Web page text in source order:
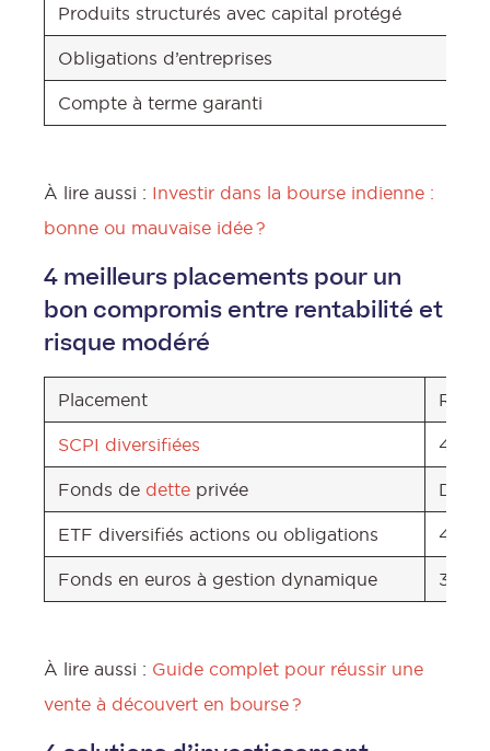
Produits structurés avec
Obligations d’entreprises
Compte à terme garanti
À lire aussi : Investir dans la bourse indienne :
bonne ou mauvaise idée ?
4 meilleurs placements pour un
bon compromis entre rentabilité et
risque modéré
Placement
SCPI diversifiées 4,5
Fonds de dette privée De 6
ETF diversifiés actions ou obligations 4 %
Fonds en euros à gestion dynamique 3 %
À lire aussi : Guide complet pour réussir une
vente à découvert en bourse ?